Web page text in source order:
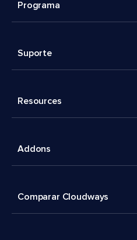
Programa
Suporte
Resources
Addons
Comparar Cloudways